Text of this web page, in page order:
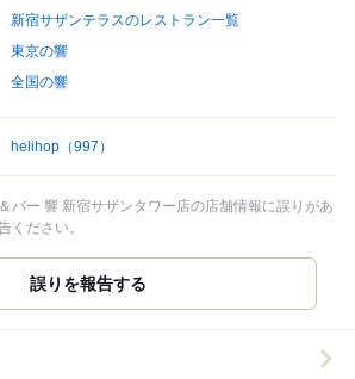
新宿サザンテラスのレストラン一覧
東京の響
全国の響
helihop （997）
バー 響 新宿サザンタワー店の店舗情報に誤りがあ
ください。
誤りを報告する